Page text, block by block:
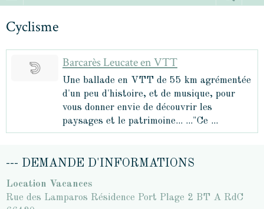
Cyclisme
Barcarès Leucate en VTT
Une ballade en VTT de 55 km agrémentée
d'un peu d'histoire, et de musique, pour
vous donner envie de découvrir les
paysages et le patrimoine... ..."Ce ...
--- DEMANDE D'INFORMATIONS
Location Vacances
Rue des Lamparos Résidence Port Plage 2 BT A RdC